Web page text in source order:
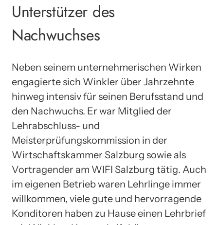
Unterstützer des
Nachwuchses
Neben seinem unternehmerischen Wirken
engagierte sich Winkler über Jahrzehnte
hinweg intensiv für seinen Berufsstand und
den Nachwuchs. Er war Mitglied der
Lehrabschluss- und
Meisterprüfungskommission in der
Wirtschaftskammer Salzburg sowie als
Vortragender am WIFI Salzburg tätig. Auch
im eigenen Betrieb waren Lehrlinge immer
willkommen, viele gute und hervorragende
Konditoren haben zu Hause einen Lehrbrief